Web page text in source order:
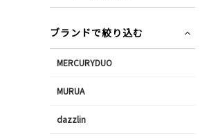
ブランドで絞り込む
MERCURYDUO
MURUA
dazzlin